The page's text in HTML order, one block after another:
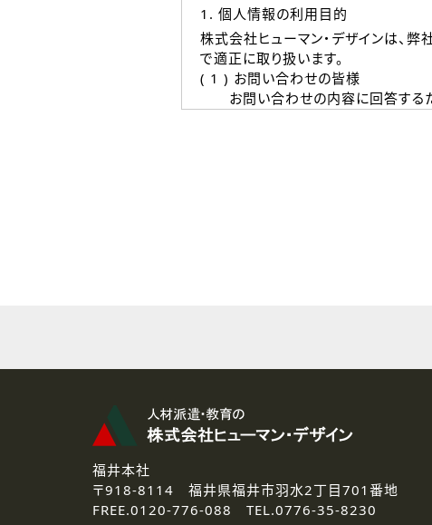
1. 個人情報の利用目的
株式会社ヒューマン・デザインは、
で適正に取り扱います。
( 1 ) お問い合わせの皆様
お問い合わせの内容に回答するた
本登録に関するご連絡および本登
なお、ご連絡手段は、電話・Ｅメ
3.個人情報の取り扱いの委託
弊社の定める個人情報保護の評価基
4.個人情報の開示等について
ご提供いただいた個人情報の開示等
福井本社
〒918-8114 福井県福井市羽水2丁目701番地
FREE.0120-776-088 TEL.0776-35-8230